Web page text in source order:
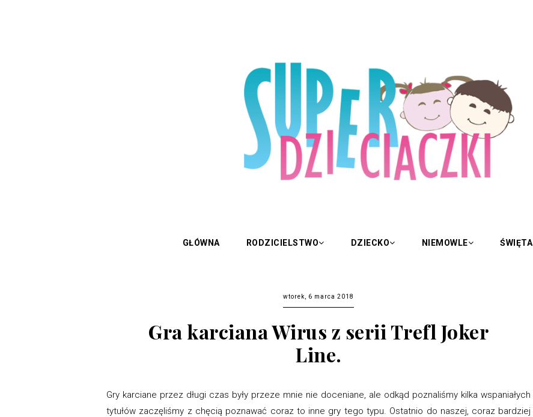
GŁÓWNA RODZICIELSTWO DZIECKO NIEMOWLE ŚWIĘTA
wtorek, 6 marca 2018
Gra karciana Wirus z serii Trefl Joker
Line.
Gry karciane przez długi czas były przeze mnie nie doceniane, ale odkąd poznaliśmy kilka wspaniałych
tytułów zaczęliśmy z chęcią poznawać coraz to inne gry tego typu. Ostatnio do naszej, coraz bardziej